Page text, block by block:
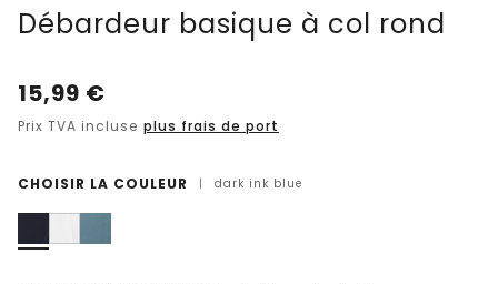
Débardeur basique à col rond
15,99 €
Prix TVA incluse plus frais de port
CHOISIR LA COULEUR | dark ink blue